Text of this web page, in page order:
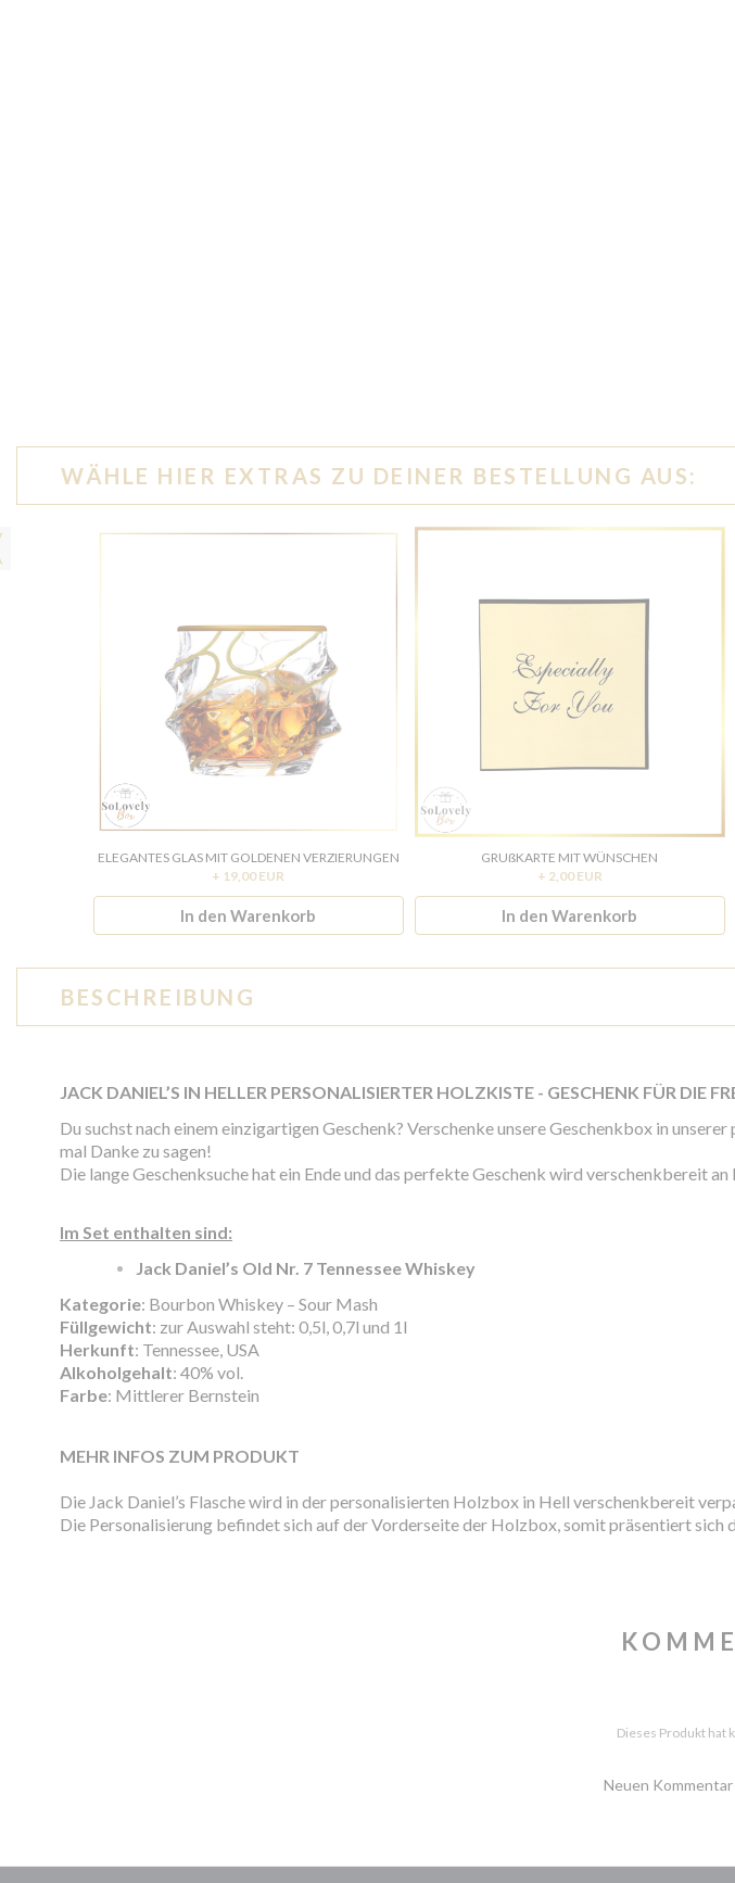
WÄHLE HIER EXTRAS ZU DEINER BESTELLUNG AUS:
ELEGANTES GLAS MIT GOLDENEN VERZIERUNGEN
+ 19,00 EUR
In den Warenkorb
GRUßKARTE MIT WÜNSCHEN
+ 2,00 EUR
In den Warenkorb
BESCHREIBUNG
JACK DANIEL’S IN HELLER PERSONALISIERTER HOLZKISTE - GESCHENK FÜR DIE
Du suchst nach einem einzigartigen Geschenk? Verschenke unsere Geschenkbox in
mal Danke zu sagen!
Die lange Geschenksuche hat ein Ende und das perfekte Geschenk wird verschenkbereit an
Im Set enthalten sind:
Jack Daniel’s Old Nr. 7 Tennessee Whiskey
Kategorie: Bourbon Whiskey – Sour Mash
Füllgewicht: zur Auswahl steht: 0,5l, 0,7l und 1l
Herkunft: Tennessee, USA
Alkoholgehalt: 40% vol.
Farbe: Mittlerer Bernstein
MEHR INFOS ZUM PRODUKT
Die Jack Daniel’s Flasche wird in der personalisierten Holzbox in Hell verschenkbereit
Die Personalisierung befindet sich auf der Vorderseite der Holzbox, somit präsentiert sich
Dieses Produkt hat
Neuen